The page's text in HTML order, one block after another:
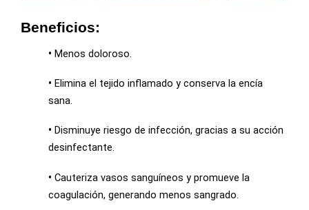
Beneficios:
• Menos doloroso.
• Elimina el tejido inflamado y conserva la encía
sana.
• Disminuye riesgo de infección, gracias a su acción
desinfectante.
• Cauteriza vasos sanguíneos y promueve la
coagulación, generando menos sangrado.